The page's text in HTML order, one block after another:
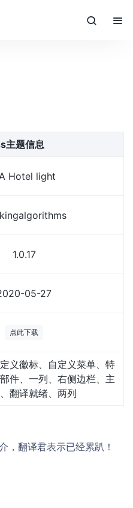
主题信息
Hotel light
1.0.17
05-27
点此下载
义徽标、自定义菜单、特
件、一列、右侧边栏、主
翻译就绪、两列
，翻译君表示已经累趴！